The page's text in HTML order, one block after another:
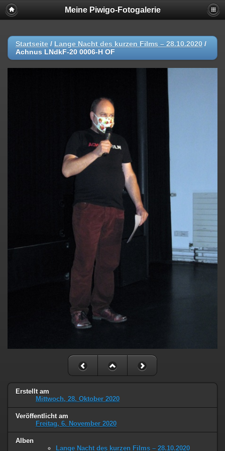
Meine Piwigo-Fotogalerie
Startseite / Lange Nacht des kurzen Films – 28.10.2020 /
Achnus LNdkF-20 0006-H OF
Erstellt am
Mittwoch, 28. Oktober 2020
Veröffentlicht am
Freitag, 6. November 2020
Alben
Lange Nacht des kurzen Films – 28.10.2020